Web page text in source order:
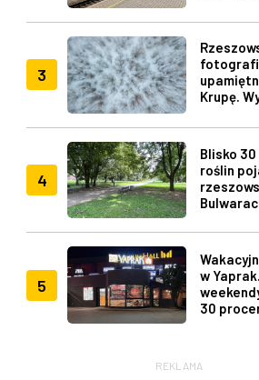
3
Krupę.
4
Blisko
roślin
5
w
30
REKLAMA